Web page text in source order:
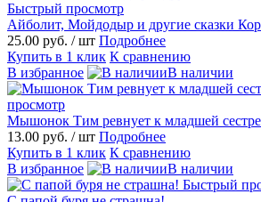
Быстрый просмотр
Айболит, Мойдодыр и другие сказки
25.00 руб. / шт Подробнее
Купить в 1 клик К сравнению
В избранное
В наличии
просмотр
Мышонок Тим ревнует к младшей сестре
13.00 руб. / шт Подробнее
Купить в 1 клик К сравнению
В избранное
В наличии
Быстрый